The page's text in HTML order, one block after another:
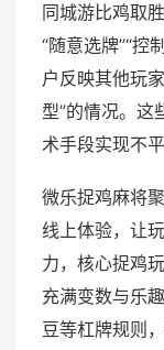
同城游比鸡取
“随意选牌”“控
户反映其他玩
型”的情况。这
术手段实现不平
微乐捉鸡麻将
线上体验，让
力，核心捉鸡
充满变数与乐
豆等杠牌规则